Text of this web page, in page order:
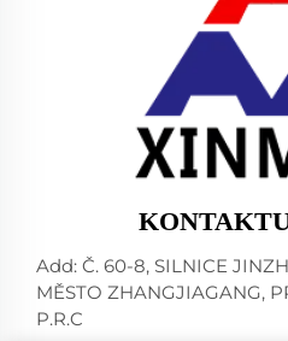
Add: Č. 60-8, SILNICE
MĚSTO ZHANGJIAGANG,
P.R.C